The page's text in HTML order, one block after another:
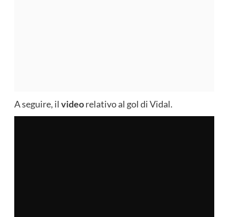
A seguire, il videorelativo al gol di Vidal.